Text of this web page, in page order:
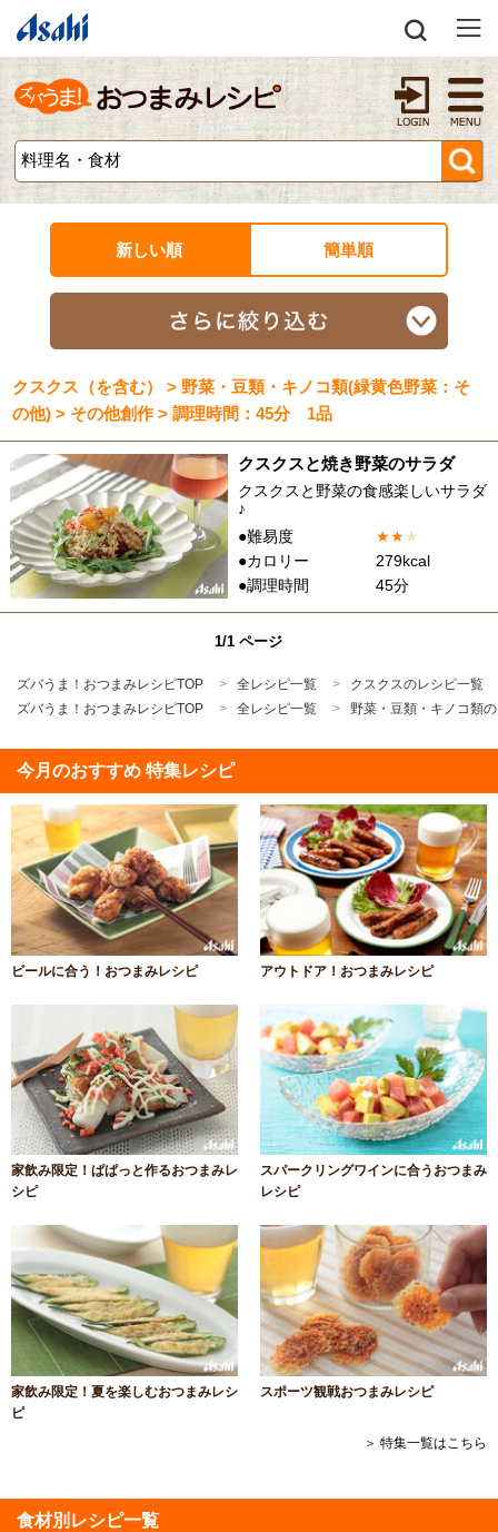
新しい順 簡単順
クスクス（を含む） > 野菜・豆類・キノコ類(緑黄色野菜：そ
の他) > その他創作 > 調理時間：45分 1品
クスクスと焼き野菜のサラダ
クスクスと野菜の食感楽しいサラダ
♪
●難易度
★★★
●カロリー
279kcal
●調理時間
45分
1/1 ページ
ズバうま！おつまみレシピTOP 全レシピ一覧
クスクスのレシピ一覧
ズバうま！おつまみレシピTOP
全レシピ一覧 野菜・豆類・キノコ類
今月のおすすめ 特集レシピ
ビールに合う！おつまみレシピ アウトドア！おつまみレシピ
家飲み限定！ぱぱっと作るおつまみレ
シピ
スパークリングワインに合うおつまみ
レシピ
家飲み限定！夏を楽しむおつまみレシ
ピ
スポーツ観戦おつまみレシピ
＞ 特集一覧はこちら
食材別レシピ一覧